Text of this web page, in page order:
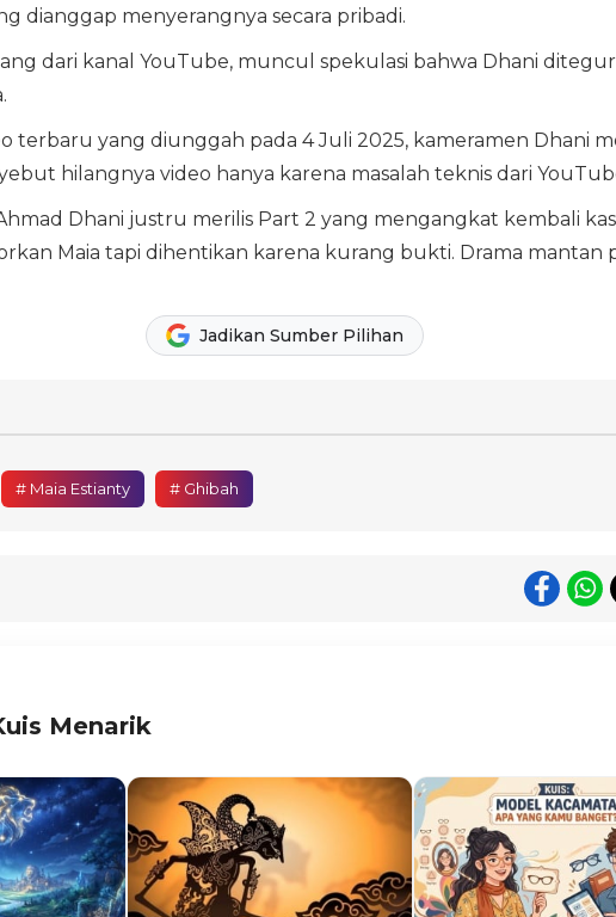
dianggap menyerangnya secara pribadi.
dari kanal YouTube, muncul spekulasi bahwa Dhani
terbaru yang diunggah pada 4 Juli 2025, kameramen Dhani
hilangnya video hanya karena masalah teknis dari
Dhani justru merilis Part 2 yang mengangkat kembali
Maia tapi dihentikan karena kurang bukti. Drama mantan
Jadikan Sumber Pilihan
# Maia Estianty # Ghibah
Menarik